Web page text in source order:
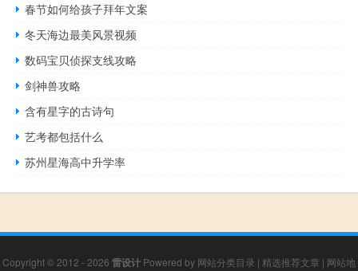
春节如何给孩子拜年文案
冬天海边最美风景视频
数码宝贝侦探支线攻略
剑神兽攻略
含有星字的古诗句
艺考都包括什么
苏州星海高中升学率
Copyright © 2012 - 2026 雷设计 Powered by 网站分类目录 | 精选推荐文章 | 网站地